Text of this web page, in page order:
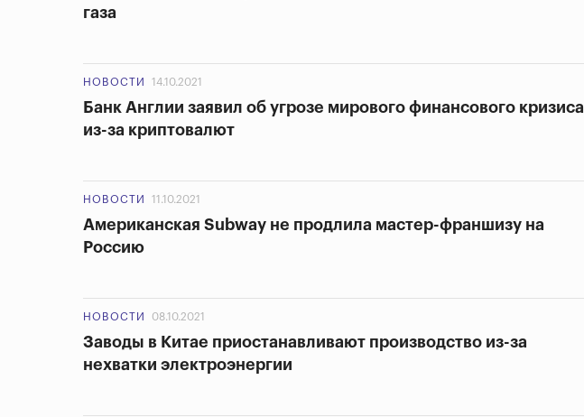
газа
НОВОСТИ 14.10.2021
Банк Англии заявил об угрозе мирового финансового кризиса
из-за криптовалют
НОВОСТИ 11.10.2021
Американская Subway не продлила мастер-франшизу на
Россию
НОВОСТИ 08.10.2021
Заводы в Китае приостанавливают производство из-за
нехватки электроэнергии